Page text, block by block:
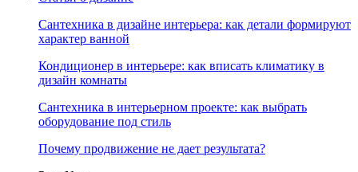
Сантехника в дизайне интерьера: как детали формируют
характер ванной
Кондиционер в интерьере: как вписать климатику в
дизайн комнаты
Сантехника в интерьерном проекте: как выбрать
оборудование под стиль
Почему продвижение не дает результата?